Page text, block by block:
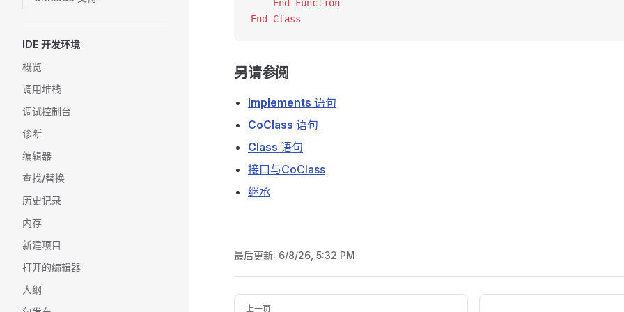
IDE 开发环境
概览
调用堆栈
调试控制台
诊断
编辑器
查找/替换
历史记录
内存
新建项目
打开的编辑器
大纲
    End Function
End Class
另请参阅
Implements 语句
CoClass 语句
Class 语句
接口与CoClass
继承
最后更新: 6/8/26, 5:32 PM
Pager
上一页